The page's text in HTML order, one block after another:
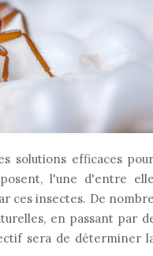
solutions efficaces
l'une d'entre
ces insectes. De
en passant par
sera de déterminer